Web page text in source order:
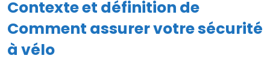
Contexte et définition de
Comment assurer votre sécurité
à vélo